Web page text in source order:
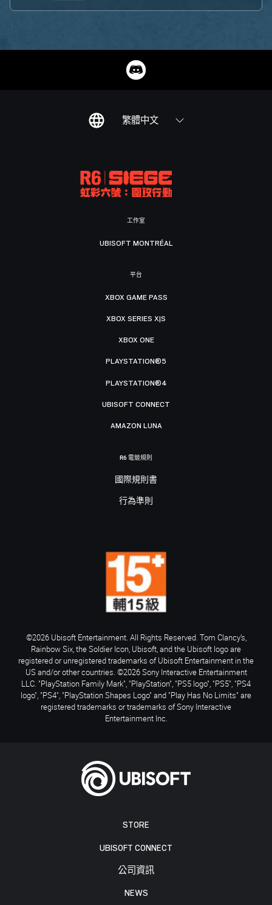
繁體中文
STORE
UBISOFT CONNECT
公司資訊
NEWS
工作室
UBISOFT MONTRÉAL
平台
XBOX GAME PASS
XBOX SERIES X|S
XBOX ONE
PLAYSTATION®5
PLAYSTATION®4
UBISOFT CONNECT
AMAZON LUNA
R6 電競規則
國際規則書
行為準則
©2026 Ubisoft Entertainment. All Rights Reserved. Tom Clancy’s,
Rainbow Six, the Soldier Icon, Ubisoft, and the Ubisoft logo are
registered or unregistered trademarks of Ubisoft Entertainment in the
US and/or other countries. ©2026 Sony Interactive Entertainment
LLC. "PlayStation Family Mark", "PlayStation", "PS5 logo", "PS5", "PS4
logo", "PS4", "PlayStation Shapes Logo" and "Play Has No Limits" are
registered trademarks or trademarks of Sony Interactive
Entertainment Inc.